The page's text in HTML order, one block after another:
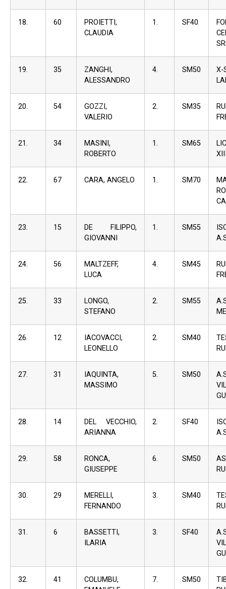
18. 60
PROIETTI,
CLAUDIA
1. SF40
19. 35
ZANGHI,
ALESSANDRO
4. SM50
X-
20. 54
GOZZI,
VALERIO
2. SM35
21. 34
MASINI,
ROBERTO
1. SM65
22. 67 CARA, ANGELO 1. SM70
23. 15
DE FILIPPO,
GIOVANNI
1. SM55
24. 56
MALTZEFF,
LUCA
4. SM45
25. 33
LONGO,
STEFANO
2. SM55
26. 12
IACOVACCI,
LEONELLO
2. SM40
27. 31
IAQUINTA,
MASSIMO
5. SM50
28. 14
DEL VECCHIO,
ARIANNA
2. SF40
29. 58
RONCA,
GIUSEPPE
6. SM50
30. 29
MERELLI,
FERNANDO
3. SM40
31. 6
BASSETTI,
ILARIA
3. SF40
32. 41
COLUMBU,
7. SM50